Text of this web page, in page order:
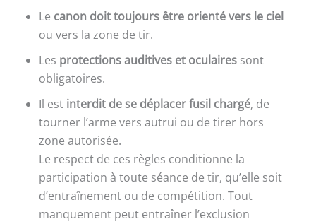
Le canon doit toujours être orienté vers le ciel
ou vers la zone de tir.
Les protections auditives et oculaires sont
obligatoires.
Il est interdit de se déplacer fusil chargé, de
tourner l’arme vers autrui ou de tirer hors
zone autorisée.
Le respect de ces règles conditionne la
participation à toute séance de tir, qu’elle soit
d’entraînement ou de compétition. Tout
manquement peut entraîner l’exclusion